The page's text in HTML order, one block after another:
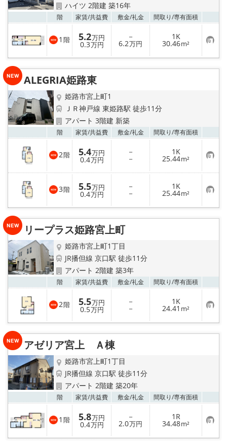
ハイツ 2階建 築16年
階 家賃/共益費 敷金/礼金 間取り/専有面積
1 階 5.2万円
0.3万円
－
6.2万円
1K
30.46m² お
気
に
り
ALEGRIA姫路東
姫路市宮上町1
ＪＲ神戸線 東姫路駅 徒歩11分
アパート 3階建 新築
階 家賃/共益費 敷金/礼金 間取り/専有面積
2階 5.4万円
0.4万円
－
－
1K
25.44m² お
気
に
入
り
登
録
3階 5.5万円
0.4万円
－
－
1K
25.44m² お
気
に
り
リープラス姫路宮上町
姫路市宮上町1丁目
JR播但線 京口駅 徒歩11分
アパート 2階建 築3年
階 家賃/共益費 敷金/礼金 間取り/専有面積
2階 5.5万円
0.5万円
－
－
1K
24.41 m² お
気
に
り
アゼリア宮上 Ａ棟
姫路市宮上町1丁目
JR播但線 京口駅 徒歩11分
アパート 2階建 築20年
階 家賃/共益費 敷金/礼金 間取り/専有面積
1 階 5.8万円
0.4万円
－
2.0万円
1R
34.48m² お
気
に